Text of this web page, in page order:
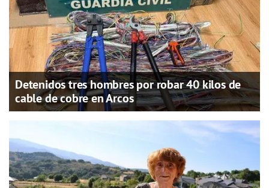
Detenidos tres hombres por robar 40 kilos de
cable de cobre en Arcos